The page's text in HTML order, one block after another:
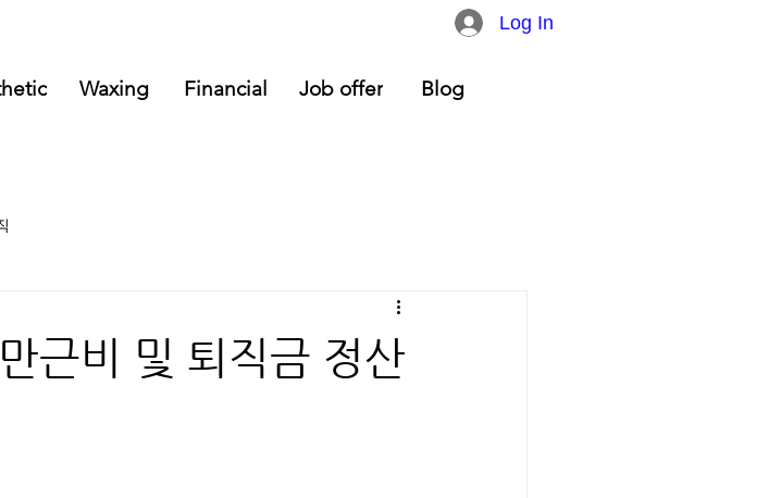
Log In
Waxing Financial Job offer Blog
근비 및 퇴직금 정산